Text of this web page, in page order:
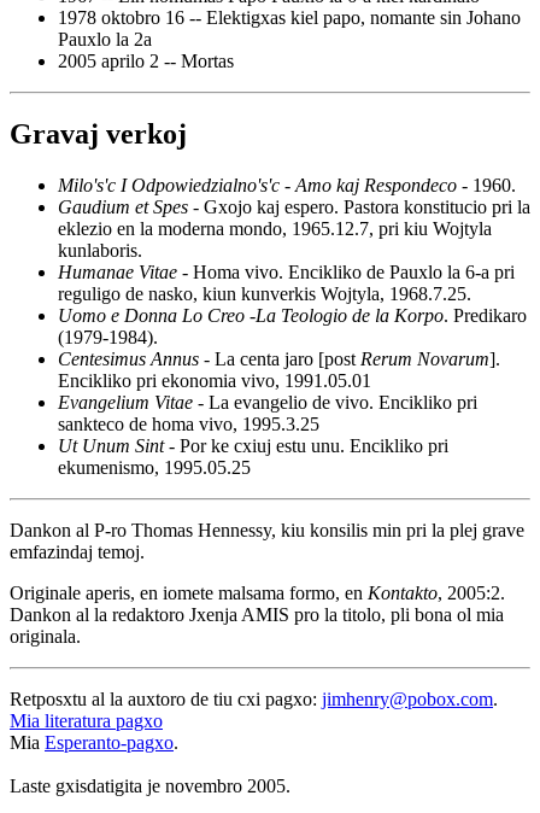
1978 oktobro 16 -- Elektigxas kiel papo, nomante sin Johano
Pauxlo la 2a
2005 aprilo 2 -- Mortas
Gravaj verkoj
Milo's'c I Odpowiedzialno's'c - Amo kaj Respondeco - 1960.
Gaudium et Spes - Gxojo kaj espero. Pastora konstitucio pri la
eklezio en la moderna mondo, 1965.12.7, pri kiu Wojtyla
kunlaboris.
Humanae Vitae - Homa vivo. Encikliko de Pauxlo la 6-a pri
reguligo de nasko, kiun kunverkis Wojtyla, 1968.7.25.
Uomo e Donna Lo Creo -La Teologio de la Korpo. Predikaro
(1979-1984).
Centesimus Annus - La centa jaro [post Rerum Novarum].
Encikliko pri ekonomia vivo, 1991.05.01
Evangelium Vitae - La evangelio de vivo. Encikliko pri
sankteco de homa vivo, 1995.3.25
Ut Unum Sint- Por ke cxiuj estu unu. Encikliko pri
ekumenismo, 1995.05.25
Dankon al P-ro Thomas Hennessy, kiu konsilis min pri la plej grave
emfazindaj temoj.
Originale aperis, en iomete malsama formo, en Kontakto, 2005:2.
Dankon al la redaktoro Jxenja AMIS pro la titolo, pli bona ol mia
originala.
Retposxtu al la auxtoro de tiu cxi pagxo: jimhenry@pobox.com.
Mia literatura pagxo
Mia Esperanto-pagxo.
Laste gxisdatigita je novembro 2005.